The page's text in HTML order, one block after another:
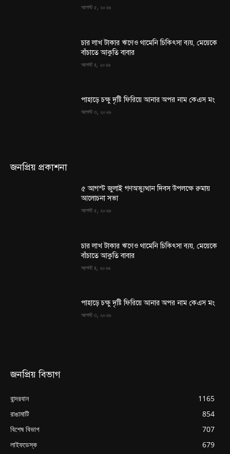
আগস্ট ৫, ২০২৬
চার লাখ টাকার ঋণেও থামেনি চিকিৎসা ব্যয়, মেয়েকে
বাঁচাতে আকুতি বাবার
আগস্ট ৪, ২০২৬
পাহাড়ে চক্ষু দৃষ্টি ফিরিয়ে আনার অপর নাম কেএস মং
আগস্ট ৩, ২০২৬
জনপ্রিয় প্রকাশনা
৫ আগস্ট জুলাই গণঅভ্যুত্থান দিবস উপলক্ষে রুমায়
আলোচনা সভা
আগস্ট ৫, ২০২৬
চার লাখ টাকার ঋণেও থামেনি চিকিৎসা ব্যয়, মেয়েকে
বাঁচাতে আকুতি বাবার
আগস্ট ৪, ২০২৬
পাহাড়ে চক্ষু দৃষ্টি ফিরিয়ে আনার অপর নাম কেএস মং
আগস্ট ৩, ২০২৬
জনপ্রিয় বিভাগ
বান্দরবান
1165
রাঙামাটি
854
বিশেষ বিভাগ
707
লাইফডেস্ক
679